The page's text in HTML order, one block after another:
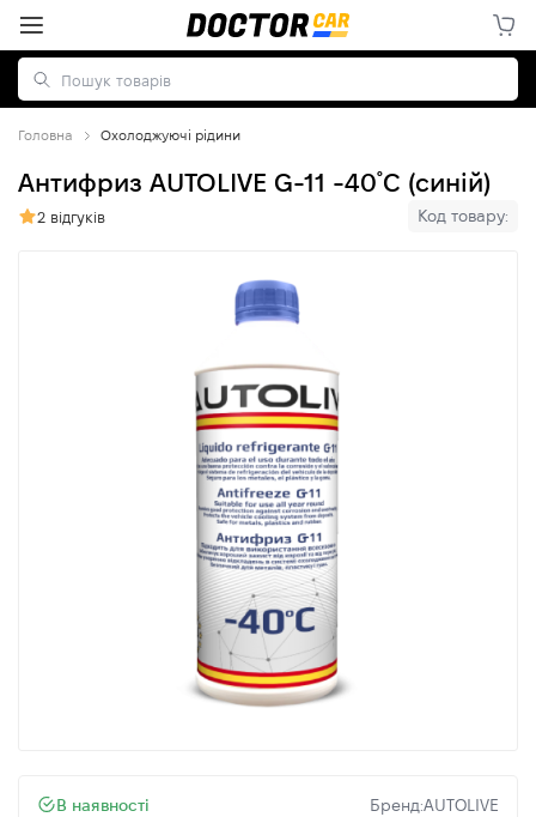
Головна Охолоджуючі рідини
Антифриз AUTOLIVE G-11 -40˚C (синій)
2 відгуків Код товару:
В наявності Бренд:AUTOLIVE